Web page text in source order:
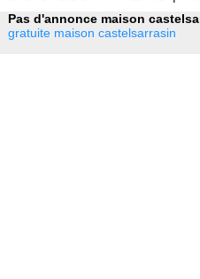
Pas d'annonce maison
gratuite maison castelsarrasin